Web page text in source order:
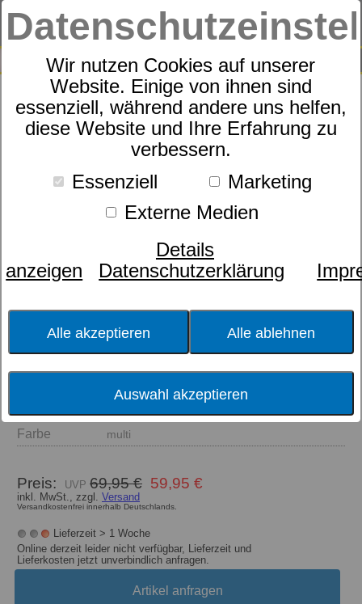
Wir nutzen Cookies auf unserer
Website. Einige von ihnen sind
essenziell, während andere uns helfen,
diese Website und Ihre Erfahrung zu
verbessern.
Essenziell
Marketing
Externe Medien
Details
anzeigen
Datenschutzerklärung
Alle akzeptieren Alle ablehnen
Auswahl akzeptieren
SUCHE
0
Bettwäsche BLUMEN 331553
Satin Wende BW mit RV Polly
Farbe
multi
Preis: 69,95 € 59,95 €
inkl. MwSt., zzgl. Versand
Versandkostenfrei innerhalb Deutschlands.
Lieferzeit > 1 Woche
Online derzeit leider nicht verfügbar, Lieferzeit und
Lieferkosten jetzt unverbindlich anfragen.
Artikel anfragen